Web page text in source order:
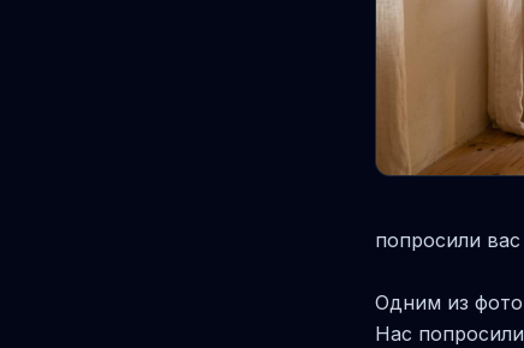
попросили
Одним из фото
Нас